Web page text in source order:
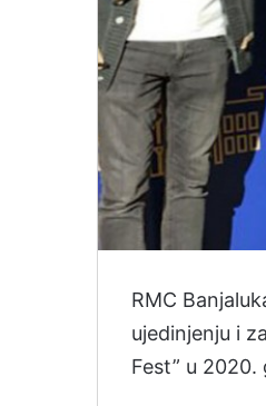
RMC
ujedinjenju i
Fest” u 2020.